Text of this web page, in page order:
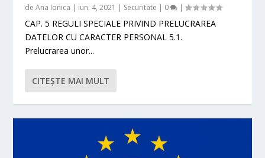
deAna Ionica | iun. 4, 2021 | Securitate | 0 |
CAP. 5 REGULI SPECIALE PRIVIND PRELUCRAREA
DATELOR CU CARACTER PERSONAL 5.1.
Prelucrarea unor...
CITEŞTE MAI MULT